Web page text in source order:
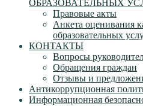
ОБРАЗОВАТЕЛЬНЫХ
Правовые акты
Анкета оценивания
образовательных
КОНТАКТЫ
Вопросы
Обращения граждан
Отзывы и
Антикоррупционная
Информационная